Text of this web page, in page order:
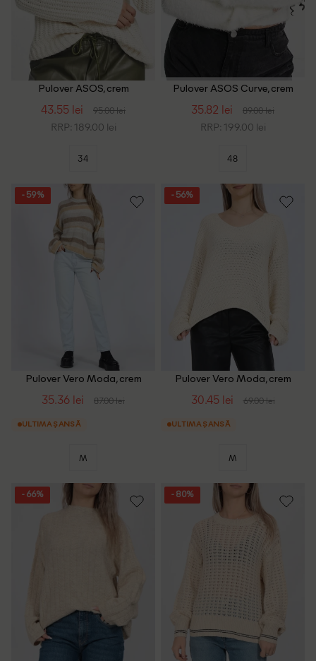
Pulover ASOS, crem
43.55 lei 95.00 lei
RRP: 189.00 lei
34
Pulover ASOS Curve, crem
35.82 lei 89.00 lei
RRP: 199.00 lei
48
- 59%
Pulover Vero Moda, crem
35.36 lei 87.00 lei
ULTIMA ȘANSĂ
M
- 56%
Pulover Vero Moda, crem
30.45 lei 69.00 lei
ULTIMA ȘANSĂ
M
- 66% - 80%